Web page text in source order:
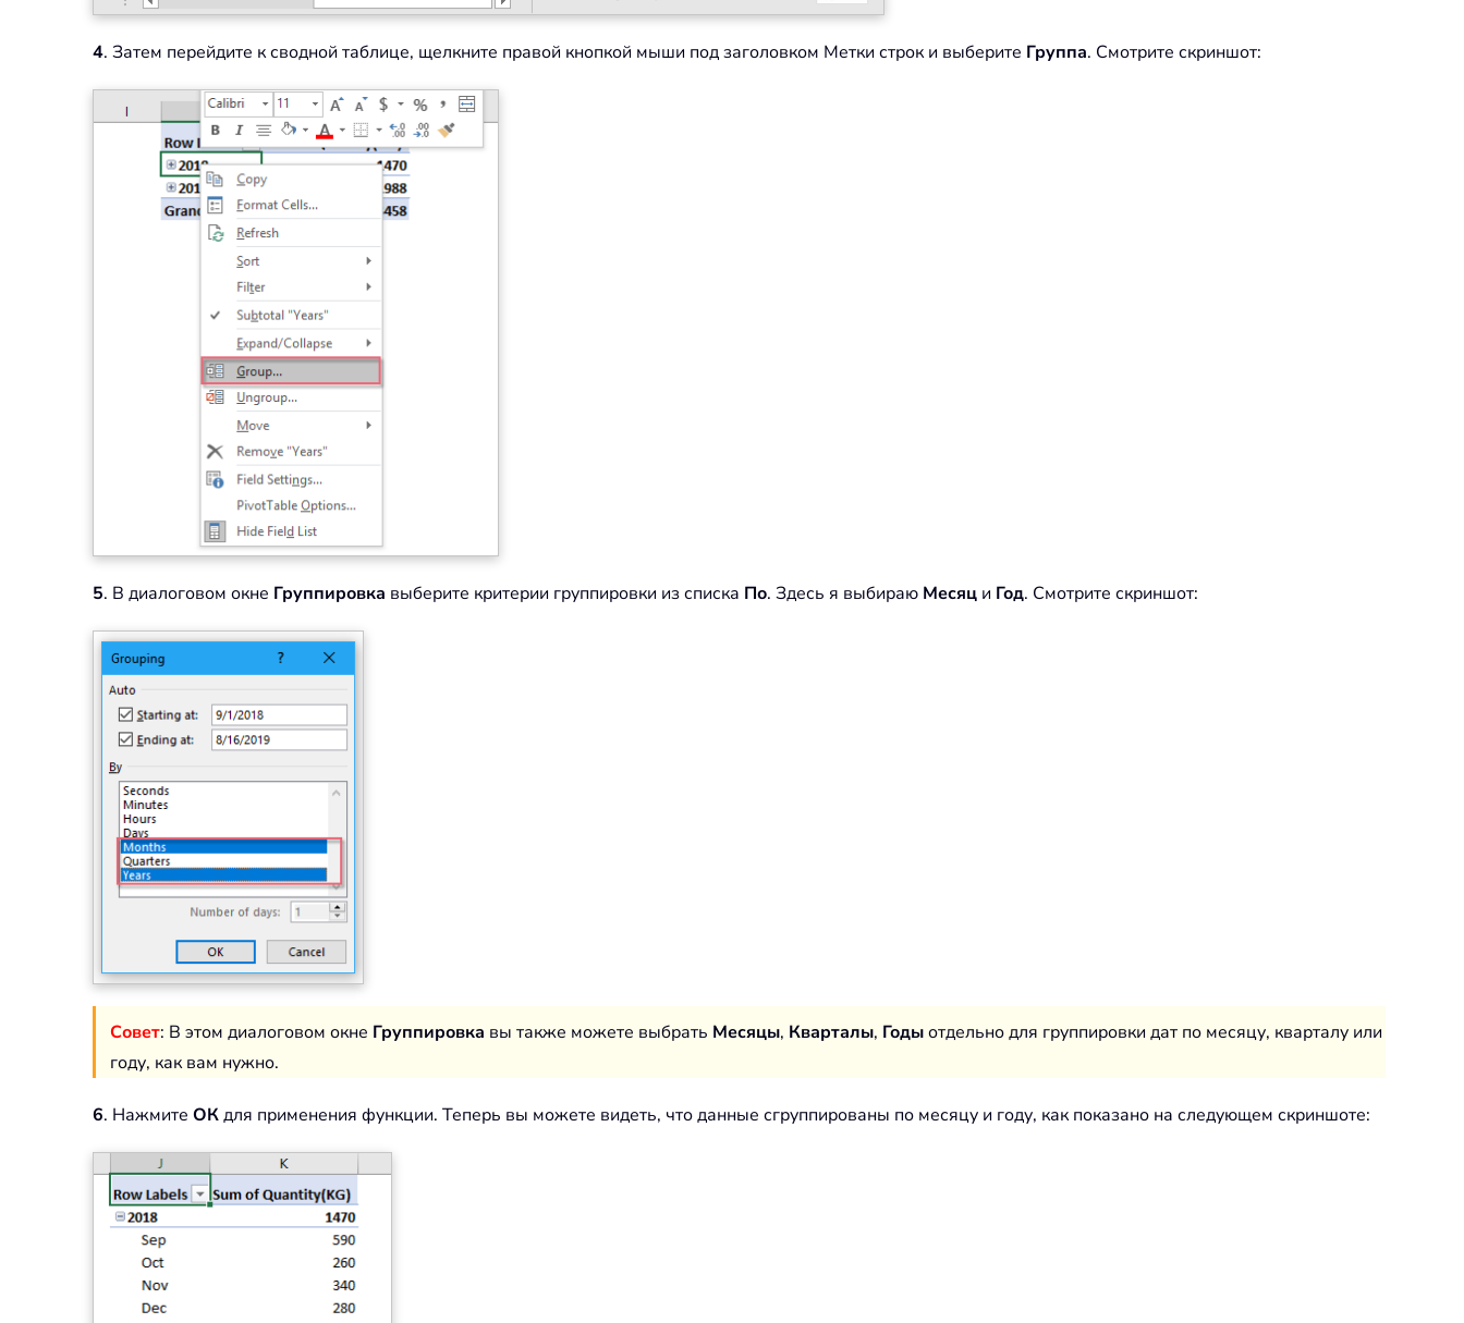
4. Затем перейдите к сводной таблице, щелкните правой кнопкой мыши под заголовком Метки строк и выберите Группа. Смотрите скриншот:
5. В диалоговом окне Группировка выберите критерии группировки из списка По. Здесь я выбираю Месяц и Год. Смотрите скриншот:
Совет: В этом диалоговом окне Группировка вы также можете выбрать Месяцы, Кварталы, Годыотдельно для группировки дат по месяцу, кварталу или
году, как вам нужно.
6. Нажмите ОКдля применения функции. Теперь вы можете видеть, что данные сгруппированы по месяцу и году, как показано на следующем скриншоте: